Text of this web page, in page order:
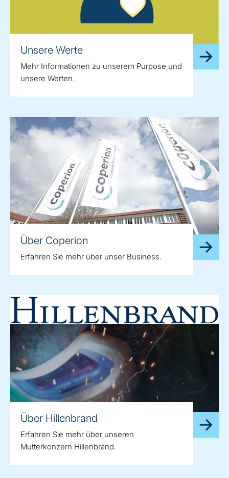
Unsere Werte
Mehr Informationen zu unserem Purpose und
unsere Werten.
Über Coperion
Erfahren Sie mehr über unser Business.
Über Hillenbrand
Erfahren Sie mehr über unseren
Mutterkonzern Hillenbrand.